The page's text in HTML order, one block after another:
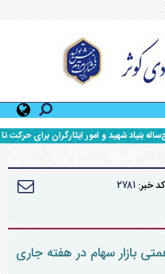
بنیاد شهید و امور ایثارگران برای حرکت تا
کد خبر: ۲۷۸۱